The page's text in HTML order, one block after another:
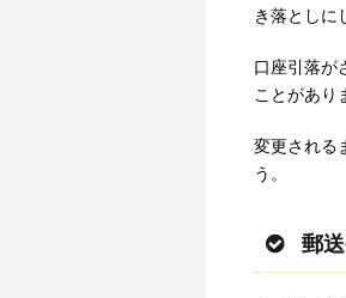
き落としに
口座引落が
ことがあり
変更される
う。
郵